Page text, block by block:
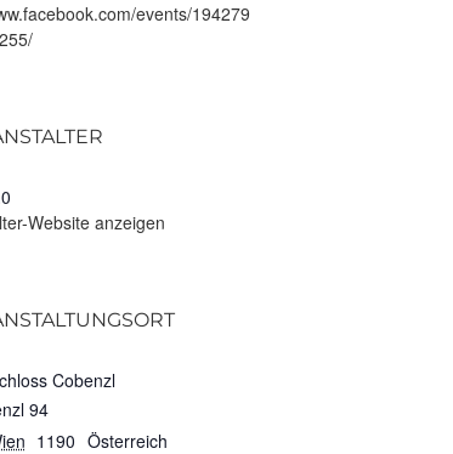
events/194279
Website anzeigen
Cobenzl
94
1190 Österreich